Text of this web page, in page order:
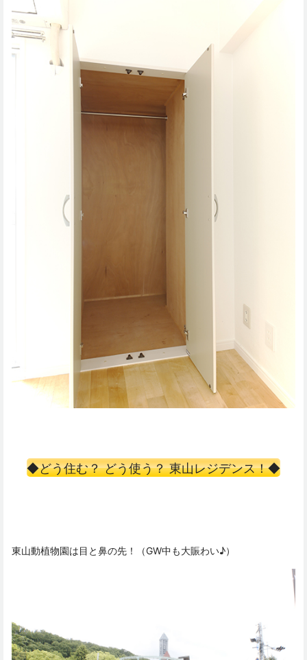
◆どう住む？ どう使う？ 東山レジデンス！◆
東山動植物園は目と鼻の先！（GW中も大賑わい♪）